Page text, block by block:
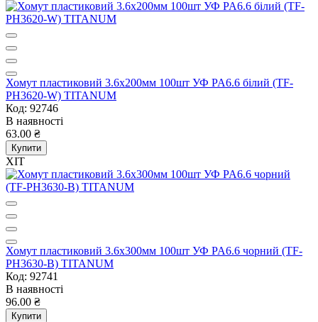
Хомут пластиковий 3.6x200мм 100шт УФ PA6.6 білий (TF-
PH3620-W) TITANUM
Код: 92746
В наявності
63.00 ₴
Купити
ХІТ
Хомут пластиковий 3.6x300мм 100шт УФ PA6.6 чорний (TF-
PH3630-B) TITANUM
Код: 92741
В наявності
96.00 ₴
Купити